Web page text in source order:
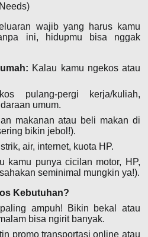
wajib yang harus kamu
ini, hidupmu bisa nggak
Kalau kamu ngekos atau
pulang-pergi kerja/kuliah,
umum.
makanan atau beli makan di
bikin jebol!).
air, internet, kuota HP.
kamu punya cicilan motor, HP,
seminimal mungkin ya!).
Kebutuhan?
ampuh! Bikin bekal atau
bisa ngirit banyak.
promo transportasi online atau